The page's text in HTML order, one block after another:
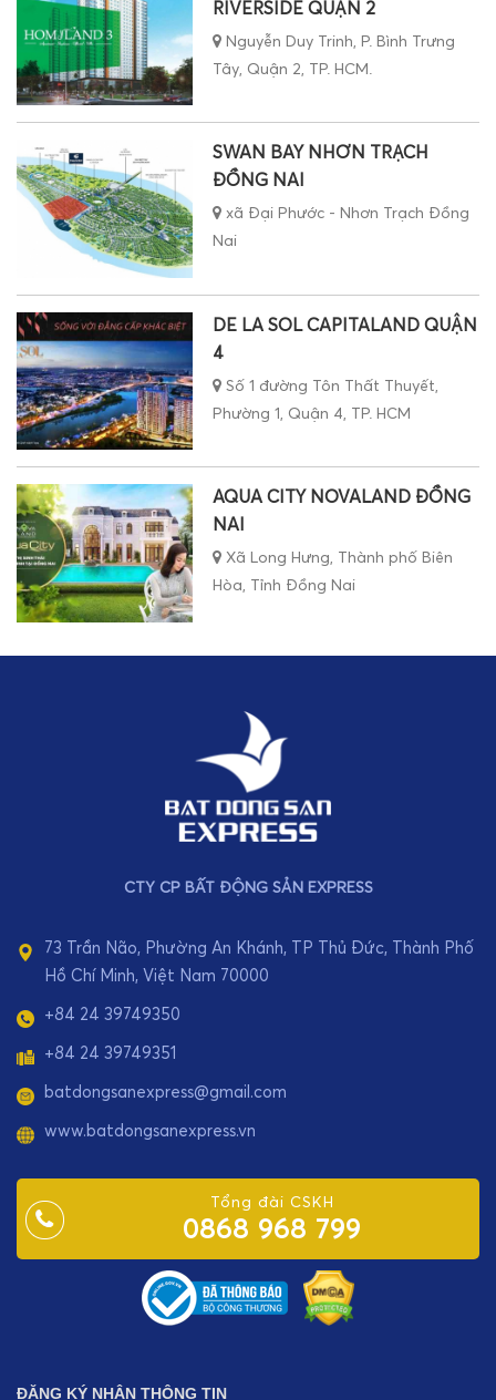
RIVERSIDE QUẬN 2
Nguyễn Duy Trinh, P. Bình Trưng
Tây, Quận 2, TP. HCM.
SWAN BAY NHƠN TRẠCH
ĐỒNG NAI
xã Đại Phước - Nhơn Trạch Đồng
Nai
DE LA SOL CAPITALAND QUẬN
4
Số 1 đường Tôn Thất Thuyết,
Phường 1, Quận 4, TP. HCM
AQUA CITY NOVALAND ĐỒNG
NAI
Xã Long Hưng, Thành phố Biên
Hòa, Tỉnh Đồng Nai
CTY CP BẤT ĐỘNG SẢN EXPRESS
73 Trần Não, Phường An Khánh, TP Thủ Đức, Thành Phố
Hồ Chí Minh, Việt Nam 70000
+84 24 39749350
+84 24 39749351
batdongsanexpress@gmail.com
www.batdongsanexpress.vn
Tổng đài CSKH
0868 968 799
ĐĂNG KÝ NHẬN THÔNG TIN